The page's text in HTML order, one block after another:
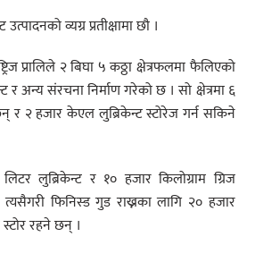
व्यग्र प्रतीक्षामा छौ ।
प्रालिले २ बिघा ५ कठ्ठा क्षेत्रफलमा फैलिएको
अन्य संरचना निर्माण गरेको छ । सो क्षेत्रमा ६
र २ हजार केएल लुब्रिकेन्ट स्टोरेज गर्न सकिने
लुब्रिकेन्ट र १० हजार किलोग्राम ग्रिज
फिनिस्ड गुड राख्नका लागि २० हजार
रहने छन् ।